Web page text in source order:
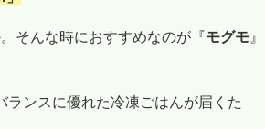
そんな時におすすめなのが『モグモ 』
ランスに優れた冷凍ごはんが届くた